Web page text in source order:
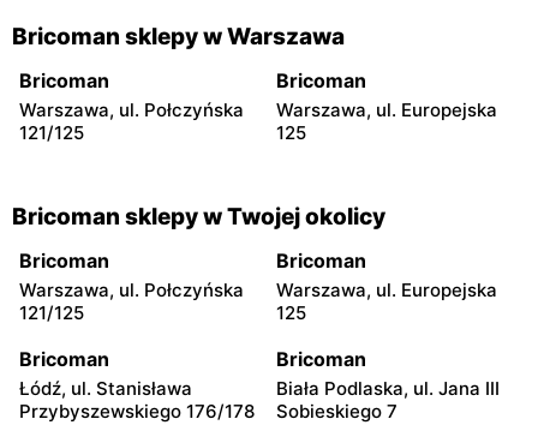
Bricoman sklepy w Warszawa
Bricoman
Warszawa, ul. Połczyńska
121/125
Bricoman
Warszawa, ul. Europejska
125
Bricoman sklepy w Twojej okolicy
Bricoman
Warszawa, ul. Połczyńska
121/125
Bricoman
Warszawa, ul. Europejska
125
Bricoman
Łódź, ul. Stanisława
Przybyszewskiego 176/178
Bricoman
Biała Podlaska, ul. Jana III
Sobieskiego 7